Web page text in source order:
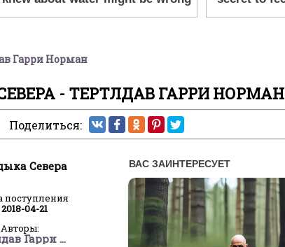
Гарри Норман
- ТЕРТЛДАВ ГАРРИ НОРМАН
Поделиться:
Севера
поступления
2018-04-21
Авторы:
Тертлдав Гарри Норман